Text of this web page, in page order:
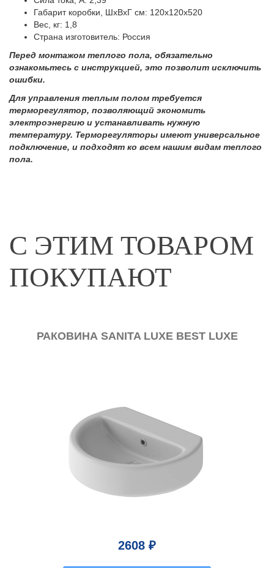
Габарит коробки, ШхВхГ см: 120х120х520
Вес, кг: 1,8
Страна изготовитель: Россия
Перед монтажом теплого пола, обязательно
ознакомьтесь с инструкцией, это позволит исключить
ошибки.
Для управления теплым полом требуется
терморегулятор, позволяющий экономить
электроэнергию и устанавливать нужную
температуру. Терморегуляторы имеют универсальное
подключение, и подходят ко всем нашим видам теплого
пола.
С ЭТИМ ТОВАРОМ
ПОКУПАЮТ
РАКОВИНА SANITA LUXE BEST LUXE
2608 ₽